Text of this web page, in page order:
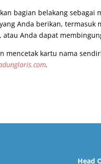
bagian belakang
Anda berikan, termasuk
atau Anda dapat
mencetak kartu nama
.
Head